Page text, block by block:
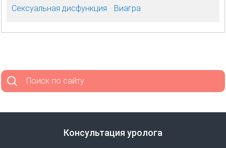
Сексуальная дисфункция
Виагра
Поиск по сайту
Консультация уролога